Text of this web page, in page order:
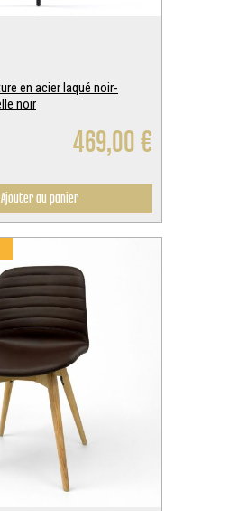
en acier laqué noir-
noir
469,00 €
Ajouter au panier